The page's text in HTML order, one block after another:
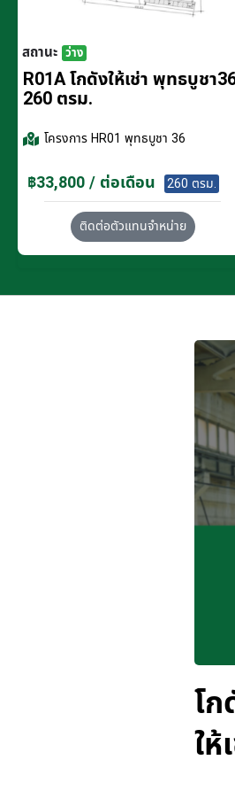
สถานะ ว่าง
R01A โกดังให้เช่า พุทธบูชา
260 ตรม.
โครงการHR01 พุทธบูชา 36
฿33,800 / ต่อเดือน 260 ตรม.
ติดต่อตัวแทนจำหน่าย
โก
ให้